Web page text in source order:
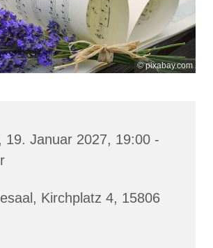
© pixabay.com
19. Januar 2027, 19:00 -
Kirchplatz 4, 15806